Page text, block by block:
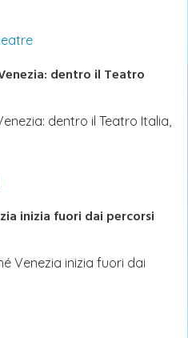
dentro il Teatro
dentro il Teatro Italia,
inizia fuori dai percorsi
Venezia inizia fuori dai